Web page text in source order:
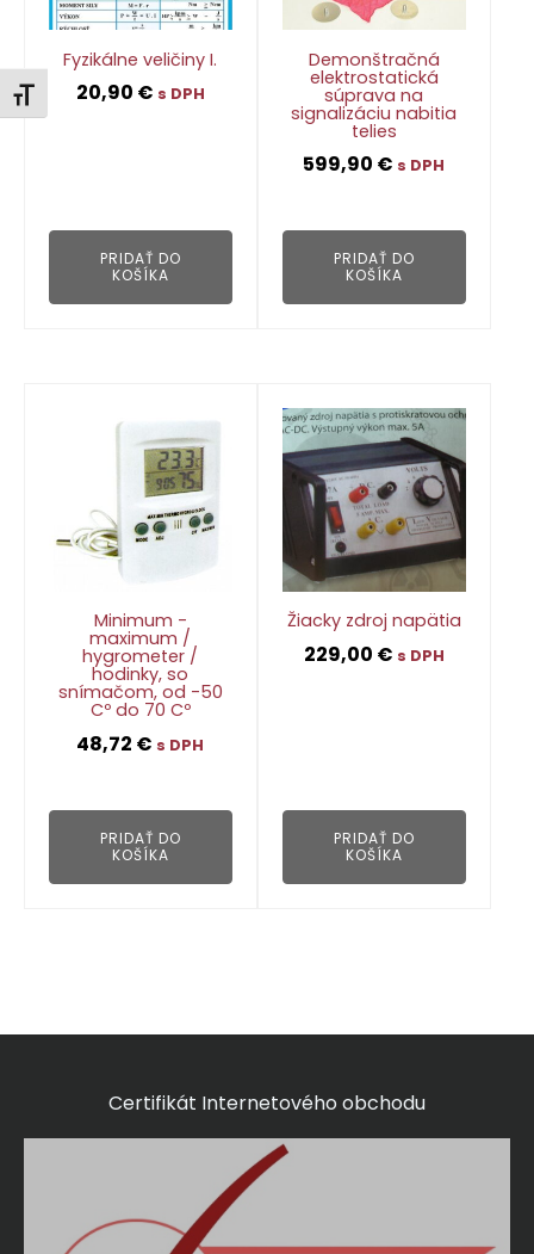
Zmeniť veľkosť písma
Fyzikálne veličiny I.
20,90 € s DPH
PRIDAŤ DO
KOŠÍKA
Demonštračná
elektrostatická
súprava na
signalizáciu nabitia
telies
599,90 € s DPH
PRIDAŤ DO
KOŠÍKA
Minimum -
maximum /
hygrometer /
hodinky, so
snímačom, od -50
Cº do 70 Cº
48,72 € s DPH
PRIDAŤ DO
KOŠÍKA
Žiacky zdroj napätia
229,00 € s DPH
PRIDAŤ DO
KOŠÍKA
Certifikát Internetového obchodu